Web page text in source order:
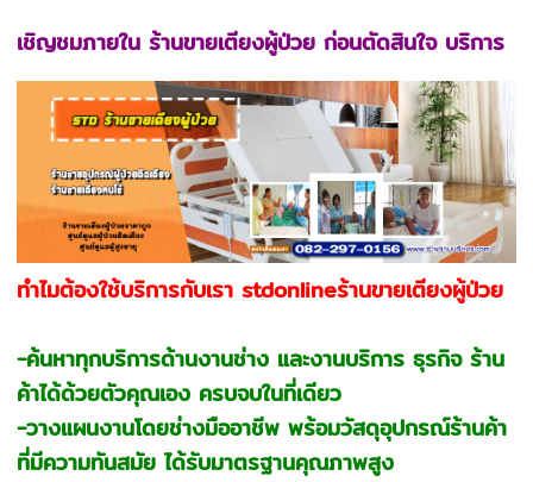
เชิญชมภายใน ร้านขายเตียงผู้ป่วย ก่อนตัดสินใจ บริการ
ทำไมต้องใช้บริการกับเรา stdonlineร้านขายเตียงผู้ป่วย
-ค้นหาทุกบริการด้านงานช่าง และงานบริการ ธุรกิจ ร้าน
ค้าได้ด้วยตัวคุณเอง ครบจบในที่เดียว
-วางแผนงานโดยช่างมืออาชีพ พร้อมวัสดุอุปกรณ์ร้านค้า
ที่มีความทันสมัย ได้รับมาตรฐานคุณภาพสูง